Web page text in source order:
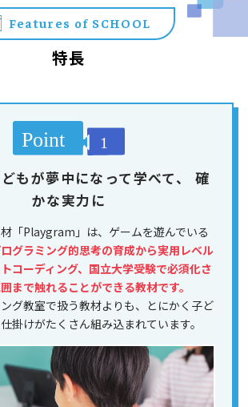
Features of SCHOOL
特長
もが夢中になって学べて、
確
かな実力に
「Playgram」は、ゲームを遊んでいる
グラミング的思考の育成から実用レベル
コーディング、国立大学受験で必須化さ
まで触れることができる教材です。
グ教室で扱う教材よりも、とにかく子ど
掛けがたくさん組み込まれています。